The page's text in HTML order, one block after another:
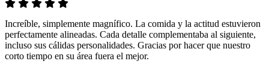
Increíble, simplemente magnífico. La comida y la actitud estuvieron
perfectamente alineadas. Cada detalle complementaba al siguiente,
incluso sus cálidas personalidades. Gracias por hacer que nuestro
corto tiempo en su área fuera el mejor.